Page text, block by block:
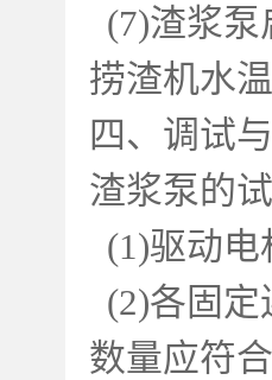
(7)渣浆泵
捞渣机水
四、调试
渣浆泵的
(1)驱动电
(2)各固定
数量应符